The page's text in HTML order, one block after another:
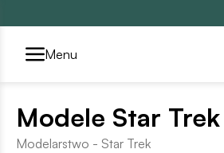
Przełącznik
Menu
Modele Star
Modelarstwo - Star Trek